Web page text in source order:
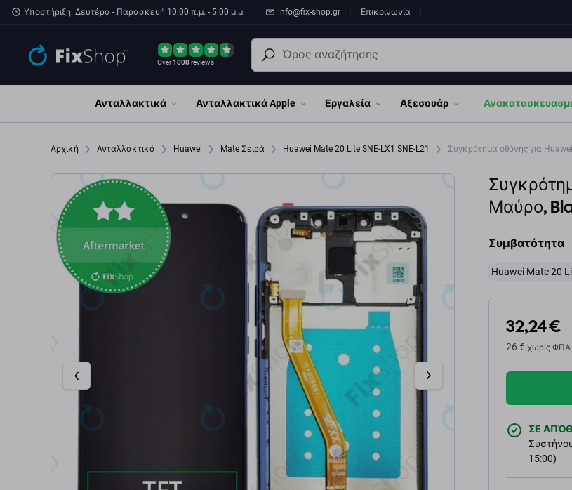
Παράβλεψη στο κύριο περιεχόμενο
Υποστήριξη: Δευτέρα - Παρασκευή 10:00 π.μ. - 5:00 μ.μ. info@fix-shop.gr Επικοινωνία
Over1000reviews
Ανταλλακτικά Ανταλλακτικά Apple Εργαλεία Αξεσουάρ
Αρχική Ανταλλακτικά Huawei Mate Σειρά Huawei Mate 20 Lite SNE-LX1 SNE-L21 Συγκρότημα οθόνης για
Μαύρο,
Συμβατότητα
Huawei Mate 20
32,24 €
26 € χωρίς ΦΠΑ
ΣΕ
15:00)